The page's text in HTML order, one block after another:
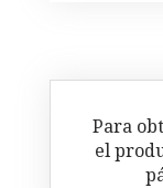
Para
el